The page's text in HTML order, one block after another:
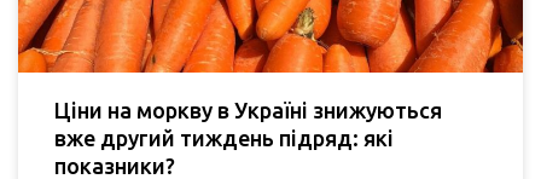
Ціни на моркву в Україні знижуються
вже другий тиждень підряд: які
показники?